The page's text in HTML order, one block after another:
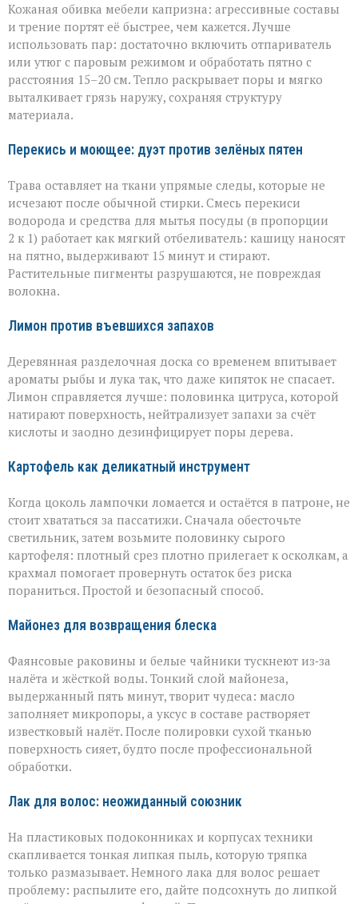
Кожаная обивка мебели капризна: агрессивные составы
и трение портят её быстрее, чем кажется. Лучше
использовать пар: достаточно включить отпариватель
или утюг с паровым режимом и обработать пятно с
расстояния 15–20 см. Тепло раскрывает поры и мягко
выталкивает грязь наружу, сохраняя структуру
материала.
Перекись и моющее: дуэт против зелёных пятен
Трава оставляет на ткани упрямые следы, которые не
исчезают после обычной стирки. Смесь перекиси
водорода и средства для мытья посуды (в пропорции
2 к 1) работает как мягкий отбеливатель: кашицу наносят
на пятно, выдерживают 15 минут и стирают.
Растительные пигменты разрушаются, не повреждая
волокна.
Лимон против въевшихся запахов
Деревянная разделочная доска со временем впитывает
ароматы рыбы и лука так, что даже кипяток не спасает.
Лимон справляется лучше: половинка цитруса, которой
натирают поверхность, нейтрализует запахи за счёт
кислоты и заодно дезинфицирует поры дерева.
Картофель как деликатный инструмент
Когда цоколь лампочки ломается и остаётся в патроне, не
стоит хвататься за пассатижи. Сначала обесточьте
светильник, затем возьмите половинку сырого
картофеля: плотный срез плотно прилегает к осколкам, а
крахмал помогает провернуть остаток без риска
пораниться. Простой и безопасный способ.
Майонез для возвращения блеска
Фаянсовые раковины и белые чайники тускнеют из‑за
налёта и жёсткой воды. Тонкий слой майонеза,
выдержанный пять минут, творит чудеса: масло
заполняет микропоры, а уксус в составе растворяет
известковый налёт. После полировки сухой тканью
поверхность сияет, будто после профессиональной
обработки.
Лак для волос: неожиданный союзник
На пластиковых подоконниках и корпусах техники
скапливается тонкая липкая пыль, которую тряпка
только размазывает. Немного лака для волос решает
проблему: распылите его, дайте подсохнуть до липкой